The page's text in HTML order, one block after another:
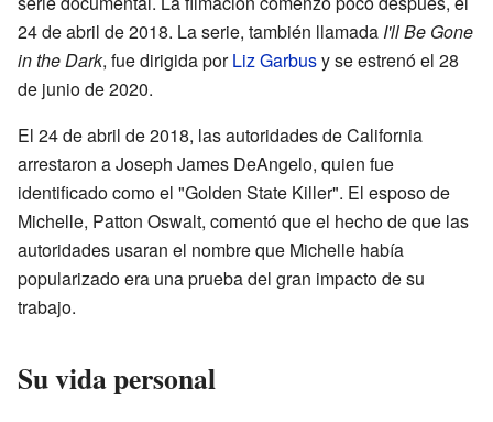
24 de abril de 2018. La serie, también llamada I'll Be Gone
in the Dark, fue dirigida porLiz Garbusy se estrenó el 28
de junio de 2020.
El 24 de abril de 2018, las autoridades de California
arrestaron a Joseph James DeAngelo, quien fue
identificado como el "Golden State Killer". El esposo de
Michelle, Patton Oswalt, comentó que el hecho de que las
autoridades usaran el nombre que Michelle había
popularizado era una prueba del gran impacto de su
trabajo.
Su vida personal